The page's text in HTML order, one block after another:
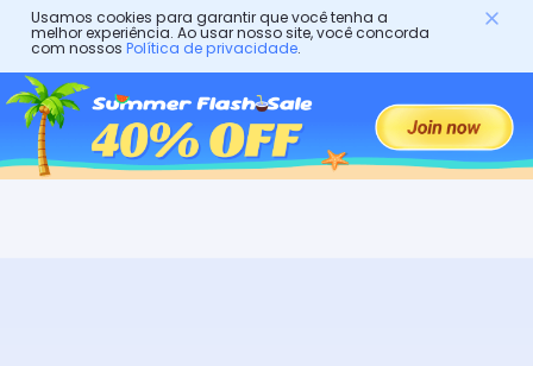
Usamos cookies para garantir que você tenha a
melhor experiência. Ao usar nosso site, você concorda
com nossos Política de privacidade.